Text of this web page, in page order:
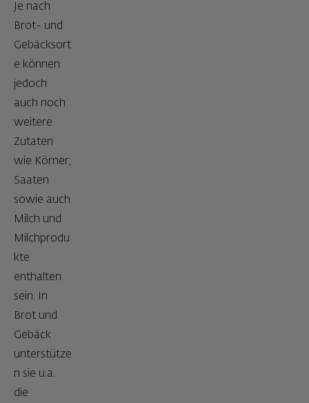
Je nach
Brot- und
Gebäcksort
e können
jedoch
auch noch
weitere
Zutaten
wie Körner,
Saaten
sowie auch
Milch und
Milchprodu
kte
enthalten
sein. In
Brot und
Gebäck
unterstütze
n sie u.a.
die